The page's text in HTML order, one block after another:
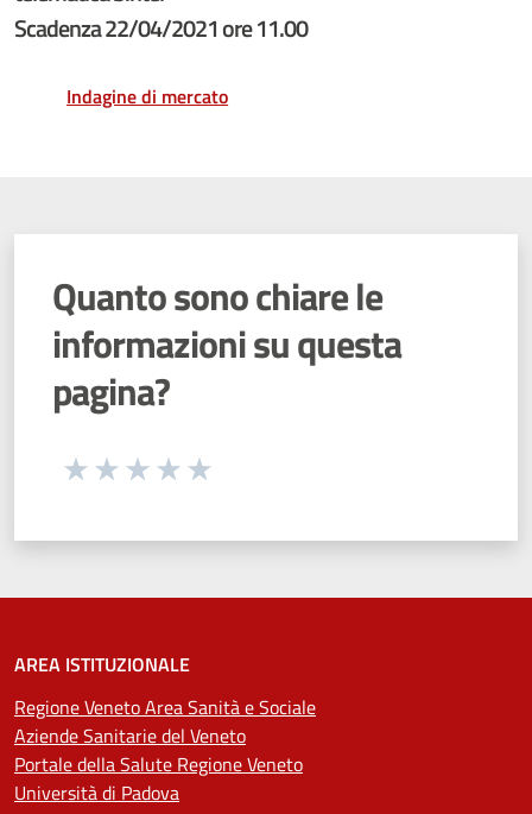
Scadenza 22/04/2021 ore 11.00
Indagine di mercato
Quanto sono chiare le
informazioni su questa
pagina?
Seleziona una valutazione da 1 a 5 stelle
AREA ISTITUZIONALE
Regione Veneto Area Sanità e Sociale
Aziende Sanitarie del Veneto
Portale della Salute Regione Veneto
Università di Padova